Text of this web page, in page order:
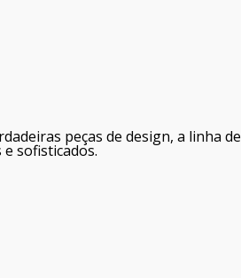
peças de design, a linha
sofisticados.